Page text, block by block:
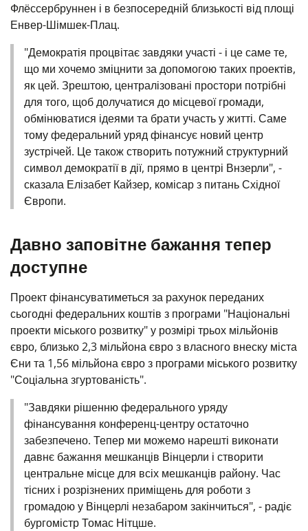
Флёссербруннен і в безпосередній близькості від площі
Енвер-Шімшек-Плац.
"Демократія процвітає завдяки участі - і це саме те,
що ми хочемо зміцнити за допомогою таких проектів,
як цей. Зрештою, централізовані простори потрібні
для того, щоб долучатися до місцевої громади,
обмінюватися ідеями та брати участь у житті. Саме
тому федеральний уряд фінансує новий центр
зустрічей. Це також створить потужний структурний
символ демократії в дії, прямо в центрі Внзерли", -
сказала Елізабет Кайзер, комісар з питань Східної
Європи.
Давно заповітне бажання тепер
доступне
Проект фінансуватиметься за рахунок переданих
сьогодні федеральних коштів з програми "Національні
проекти міського розвитку" у розмірі трьох мільйонів
євро, близько 2,3 мільйона євро з власного внеску міста
Єни та 1,56 мільйона євро з програми міського розвитку
"Соціальна згуртованість".
"Завдяки рішенню федерального уряду
фінансування конференц-центру остаточно
забезпечено. Тепер ми можемо нарешті виконати
давнє бажання мешканців Вінцерли і створити
центральне місце для всіх мешканців району. Час
тісних і розрізнених приміщень для роботи з
громадою у Вінцерлі незабаром закінчиться", - радіє
бургомістр Томас Нітцше.